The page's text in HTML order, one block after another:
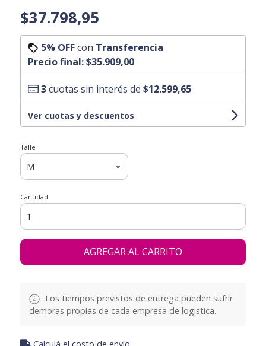
$37.798,95
5% OFFcon Transferencia
Precio final:$35.909,00
3cuotas sin interés de $12.599,65
Ver cuotas y descuentos
Talle
Cantidad
AGREGAR AL CARRITO
Los tiempos previstos de entrega pueden sufrir
demoras propias de cada empresa de logistica.
Calculá el costo de envío